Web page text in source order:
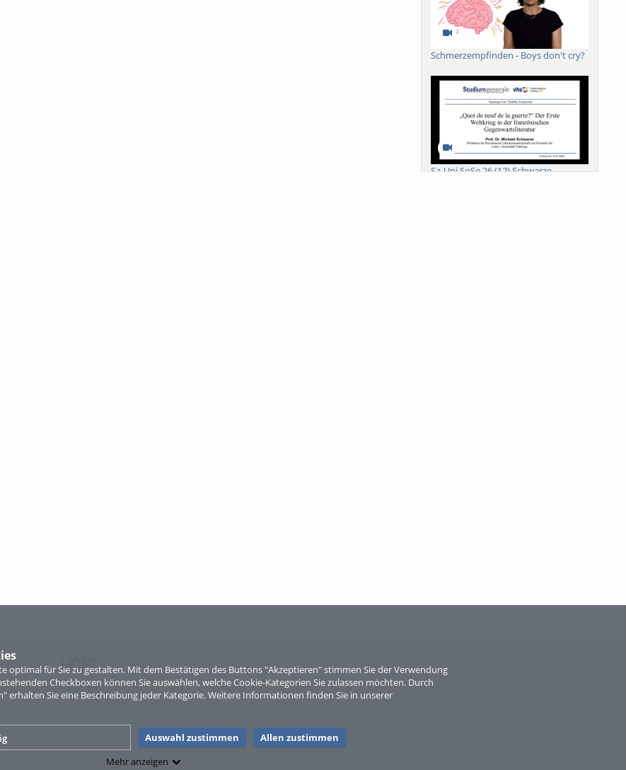
optimal für Sie zu gestalten. Mit dem Bestätigen des Buttons "Akzeptieren" stimmen Sie der Verwendung
Checkboxen können Sie auswählen, welche Cookie-Kategorien Sie zulassen möchten. Durch
erhalten Sie eine Beschreibung jeder Kategorie. Weitere Informationen finden Sie in unserer
Auswahl zustimmen
Allen zustimmen
Mehr anzeigen
Schmerzempfinden - Boys don't cry?
Sa-Uni SoSe 26 (12) Schwarze
Sperber
Links
Sitemap